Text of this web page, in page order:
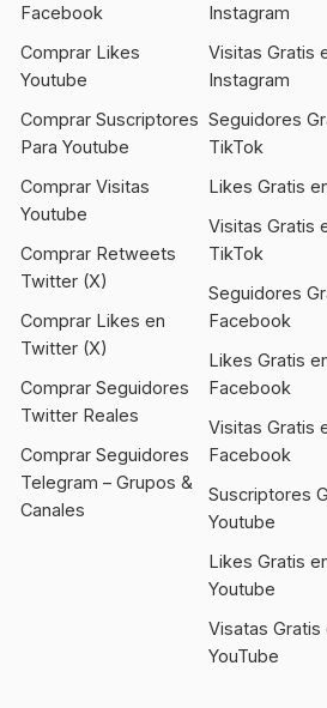
Facebook
Comprar Likes
Youtube
Comprar Suscriptores
Para Youtube
Comprar Visitas
Youtube
Comprar Retweets
Twitter (X)
Comprar Likes en
Twitter (X)
Comprar Seguidores
Twitter Reales
Comprar Seguidores
Telegram – Grupos &
Canales
Instagram
Visitas Gratis
Instagram
Seguidores
TikTok
Likes Gratis
Visitas Gratis
TikTok
Seguidores
Facebook
Likes Gratis
Facebook
Visitas Gratis
Facebook
Suscriptores
Youtube
Likes Gratis
Youtube
Visatas Gratis
YouTube